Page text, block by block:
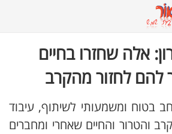
אלה שחזרו בחיים
להם לחזור מהקרב
בטוח ומשמעותי לשיתוף, עיבוד
והטרור והחיים שאחרי ומחברים